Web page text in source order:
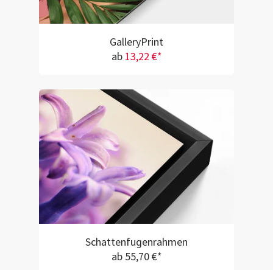
GalleryPrint
ab 13,22 €*
Schattenfugenrahmen
ab 55,70 €*